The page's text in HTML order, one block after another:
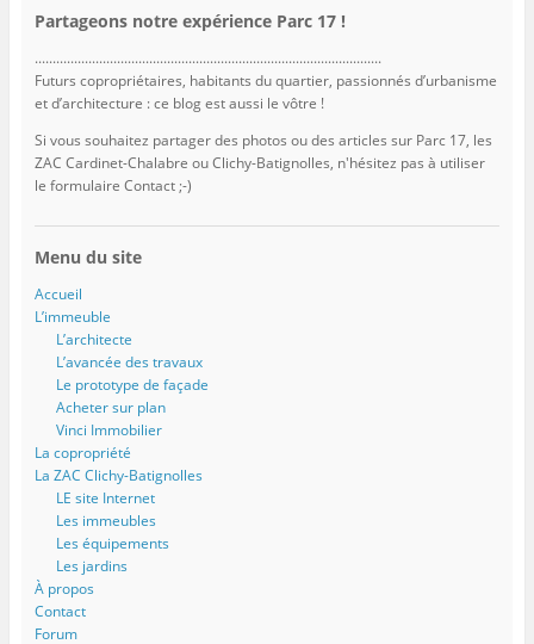
Partageons notre expérience Parc 17 !
.................................................................................................
Futurs copropriétaires, habitants du quartier, passionnés d’urbanisme
et d’architecture : ce blog est aussi le vôtre !
Si vous souhaitez partager des photos ou des articles sur Parc 17, les
ZAC Cardinet-Chalabre ou Clichy-Batignolles, n'hésitez pas à utiliser
le formulaire Contact ;-)
Menu du site
Accueil
L’immeuble
L’architecte
L’avancée des travaux
Le prototype de façade
Acheter sur plan
Vinci Immobilier
La copropriété
La ZAC Clichy-Batignolles
LE site Internet
Les immeubles
Les équipements
Les jardins
À propos
Contact
Forum